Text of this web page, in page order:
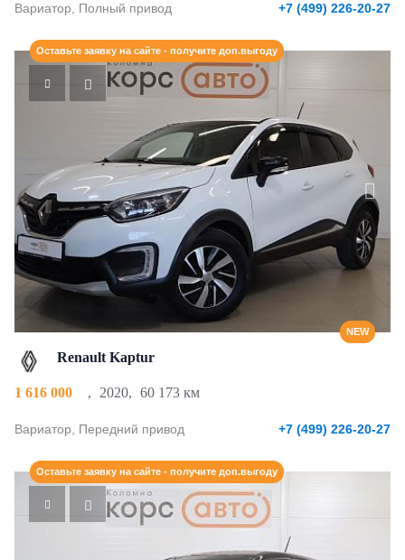
Вариатор, Полный привод +7 (499) 226-20-27
NEW
Оставьте заявку на сайте - получите доп.выгоду
Renault Kaptur
1 616 000 , 2020, 60 173 км
Вариатор, Передний привод +7 (499) 226-20-27
Оставьте заявку на сайте - получите доп.выгоду